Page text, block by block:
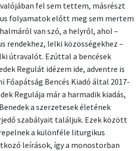
fel sem tettem, másrészt
folyamatok előtt meg sem mertem
van szó, a helyről, ahol –
rendekhez, lelki közösségekhez –
útravalót. Ezúttal a bencések
Regulát idézem ide, adventre is
Főapátság Bencés Kiadó által 2017-
Regulája már a harmadik kiadás,
a szerzetesek életének
szabályait találjuk. Ezek között
a különféle liturgikus
leírások, így a monostorban